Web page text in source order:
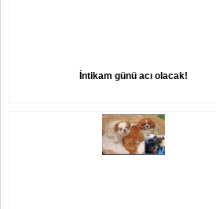
İntikam günü acı olacak!